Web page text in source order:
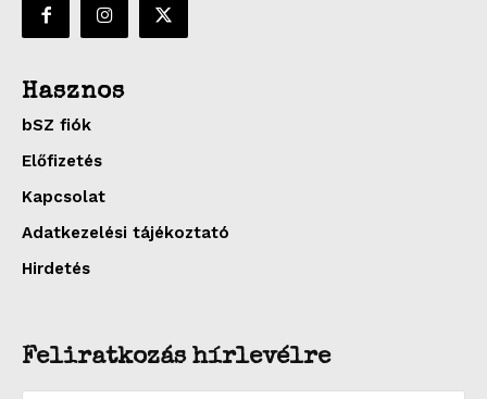
Hasznos
bSZ fiók
Előfizetés
Kapcsolat
Adatkezelési tájékoztató
Hirdetés
Feliratkozás hírlevélre